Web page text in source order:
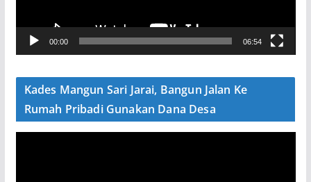
V
e
00:00 06:54
Kades Mangun Sari Jarai, Bangun Jalan Ke
Rumah Pribadi Gunakan Dana Desa